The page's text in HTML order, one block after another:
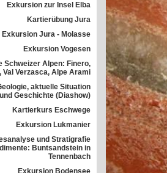
Exkursion zur Insel Elba
Kartierübung Jura
Exkursion Jura - Molasse
Exkursion Vogesen
Schweizer Alpen: Finero,
Val Verzasca, Alpe Arami
aktuelle Situation
und Geschichte (Diashow)
Kartierkurs Eschwege
Exkursion Lukmanier
und Stratigrafie
Buntsandstein in
Tennenbach
Exkursion Bodensee